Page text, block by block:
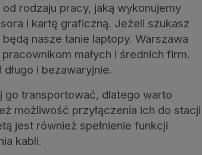
rodzaju pracy, jaką wykonujemy
i kartę graficzną. Jeżeli szukasz
nasze tanie laptopy. Warszawa
małych i średnich firm.
i bezawaryjnie.
go transportować, dlatego warto
możliwość przyłączenia ich do stacji
jest również spełnienie funkcji
kabli.